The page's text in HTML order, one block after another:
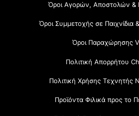
Όροι Αγορών, Αποστολών &
Όροι Συμμετοχής σε Παιχνίδια
Όροι Παραχώρησης
Πολιτική Απορρήτου
Πολιτική Χρήσης Τεχνητής
Προϊόντα Φιλικά προς το